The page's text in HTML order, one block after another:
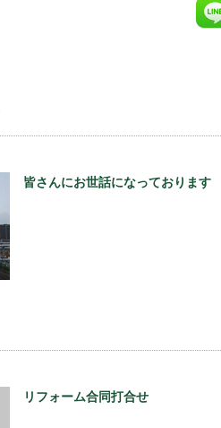
皆さんにお世話になっております
リフォーム合同打合せ